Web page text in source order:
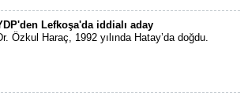
Lefkoşa'da iddialı aday
Özkul Haraç, 1992 yılında Hatay’da doğdu.